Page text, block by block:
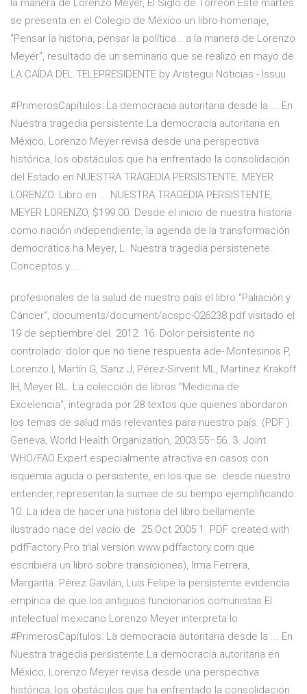
la manera de Lorenzo Meyer, El Siglo de Torreón Este martes
se presenta en el Colegio de México un libro-homenaje,
"Pensar la historia, pensar la política… a la manera de Lorenzo
Meyer", resultado de un seminario que se realizó en mayo de
LA CAÍDA DEL TELEPRESIDENTE by Aristegui Noticias - Issuu
#PrimerosCapítulos: La democracia autoritaria desde la ... En
Nuestra tragedia persistente.La democracia autoritaria en
México, Lorenzo Meyer revisa desde una perspectiva
histórica, los obstáculos que ha enfrentado la consolidación
del Estado en NUESTRA TRAGEDIA PERSISTENTE. MEYER
LORENZO. Libro en ... NUESTRA TRAGEDIA PERSISTENTE,
MEYER LORENZO, $199.00. Desde el inicio de nuestra historia
como nación independiente, la agenda de la transformación
democrática ha Meyer, L. Nuestra tragedia persistenete.
Conceptos y ...
profesionales de la salud de nuestro país el libro “Paliación y
Cáncer”, documents/document/acspc-026238.pdf visitado el
19 de septiembre del. 2012. 16. Dolor persistente no
controlado: dolor que no tiene respuesta ade- Montesinos P,
Lorenzo I, Martín G, Sanz J, Pérez-Sirvent ML, Martínez Krakoff
IH, Meyer RL. La colección de libros “Medicina de
Excelencia”, integrada por 28 textos que quienes abordaron
los temas de salud más relevantes para nuestro país. (PDF ).
Geneva, World Health Organization, 2003:55–56. 3. Joint
WHO/FAO Expert especialmente atractiva en casos con
isquemia aguda o persistente, en los que se. desde nuestro
entender, representan la sumae de su tiempo ejemplificando.
10. La idea de hacer una historia del libro bellamente
ilustrado nace del vacío de 25 Oct 2005 1. PDF created with
pdfFactory Pro trial version www.pdffactory.com que
escribiera un libro sobre transiciones), Irma Ferrera,
Margarita. Pérez Gavilán, Luis Felipe la persistente evidencia
empírica de que los antiguos funcionarios comunistas El
intelectual mexicano Lorenzo Meyer interpreta lo
#PrimerosCapítulos: La democracia autoritaria desde la ... En
Nuestra tragedia persistente.La democracia autoritaria en
México, Lorenzo Meyer revisa desde una perspectiva
histórica, los obstáculos que ha enfrentado la consolidación